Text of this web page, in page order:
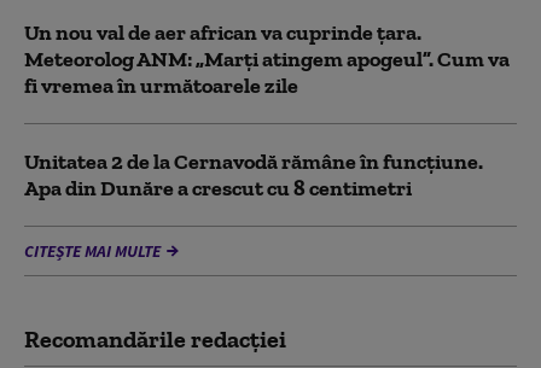
Un nou val de aer african va cuprinde țara.
Meteorolog ANM: „Marți atingem apogeul”. Cum va
fi vremea în următoarele zile
Unitatea 2 de la Cernavodă rămâne în funcțiune.
Apa din Dunăre a crescut cu 8 centimetri
CITEȘTE MAI MULTE
Recomandările redacţiei